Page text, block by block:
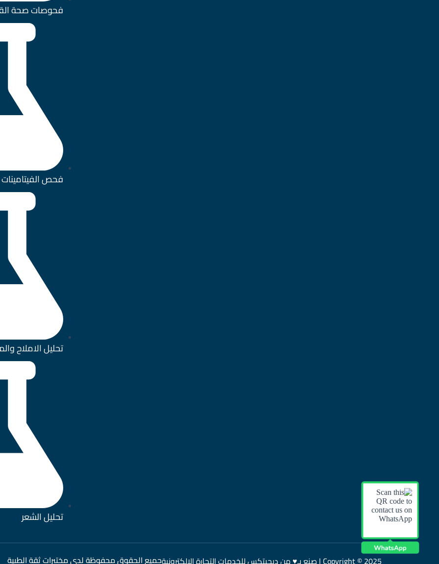
فحوصات صحة
فحص الفيتامينات
تحليل الاملاح
تحليل الشعر
جميع الحقوق محفوظة لدي مختبرات ثقة الطبية